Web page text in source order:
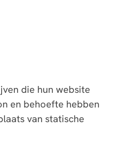
die hun website
en behoefte hebben
van statische